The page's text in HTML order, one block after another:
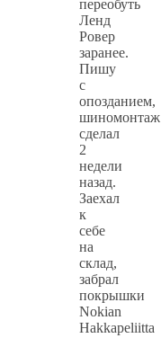
переобуть
Ленд
Ровер
заранее.
Пишу
с
опозданием,
шиномонтаж
сделал
2
недели
назад.
Заехал
к
себе
на
склад,
забрал
покрышки
Nokian
Hakkapeliitta